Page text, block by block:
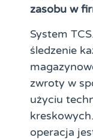
zasobu w
System
śledzenie
zwroty w
użyciu
operacja